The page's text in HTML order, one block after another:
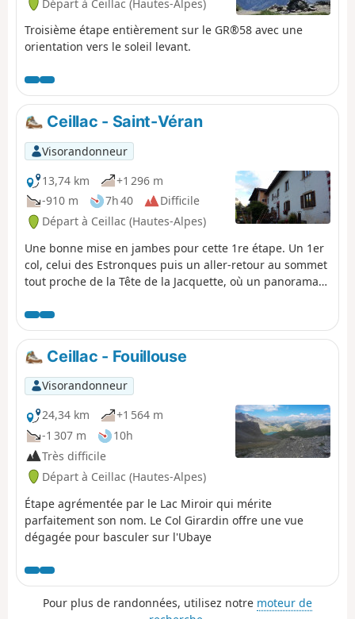
Départ à Ceillac (Hautes-Alpes)
Troisième étape entièrement sur le GR®58 avec une
orientation vers le soleil levant.
Ceillac - Saint-Véran
Visorandonneur
13,74 km
+1 296 m
-910 m
7h 40
Difficile
Départ à Ceillac (Hautes-Alpes)
Une bonne mise en jambes pour cette 1re étape. Un 1er
col, celui des Estronques puis un aller-retour au sommet
tout proche de la Tête de la Jacquette, où un panorama
l'Aiguille de Chambeyron, le Bric de Rubren, le Peouvou
et au Nord, le Grand Glaiza et le Rochebrune.
Ceillac - Fouillouse
Visorandonneur
24,34 km
+1 564 m
-1 307 m
10h
Très difficile
Départ à Ceillac (Hautes-Alpes)
Étape agrémentée par le Lac Miroir qui mérite
parfaitement son nom. Le Col Girardin offre une vue
dégagée pour basculer sur l'Ubaye
Pour plus de randonnées, utilisez notre moteur de